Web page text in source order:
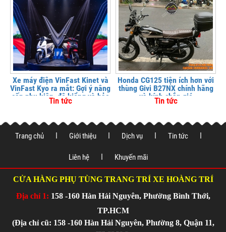
Xe máy điện VinFast Kinet và
VinFast Kyo ra mắt: Gợi ý nâng
cấp phụ kiện, độ kiểng và bảo
vệ xe tại
Tin tức
Honda CG125 tiện ích hơn với
thùng Givi B27NX chính hãng
và kính chắn gió
Tin tức
Trang chủ Giới thiệu Dịch vụ Tin tức
Liên hệ Khuyến mãi
CỬA HÀNG PHỤ TÙNG TRANG TRÍ XE HOÀNG TRÍ
Địa chỉ 1: 158 -160 Hàn Hải Nguyên, Phường Bình Thới,
TP.HCM
(Địa chỉ cũ: 158 -160 Hàn Hải Nguyên, Phường 8, Quận 11,